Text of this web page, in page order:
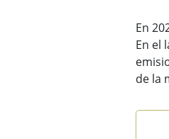
En
En el
de la